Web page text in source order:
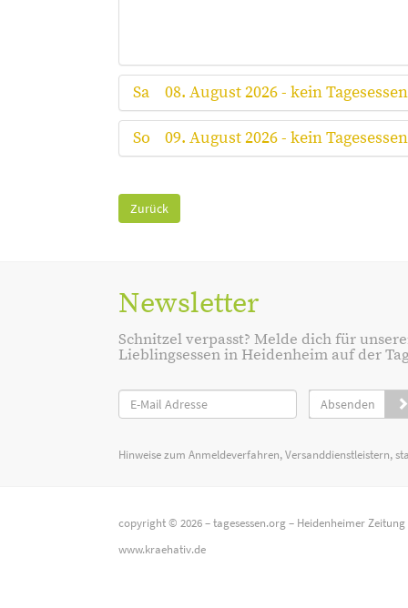
Sa 08. August 2026 - kein Tagesessen
So 09. August 2026 - kein Tagesessen
Zurück
Newsletter
Schnitzel verpasst? Melde dich für
Lieblingsessen in Heidenheim auf der
Absenden
Hinweise zum Anmeldeverfahren, Versanddienstleistern,
copyright © 2026 –tagesessen.org– Heidenheimer Zeitung
www.kraehativ.de